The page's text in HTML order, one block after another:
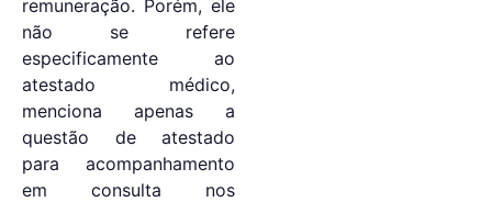
remuneração. Porém, ele
não se refere
especificamente ao
atestado médico,
menciona apenas a
questão de atestado
para acompanhamento
em consulta nos